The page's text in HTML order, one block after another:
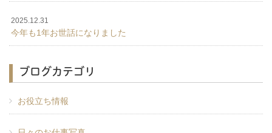
2025.12.31
今年も1年お世話になりました
ブログカテゴリ
お役立ち情報